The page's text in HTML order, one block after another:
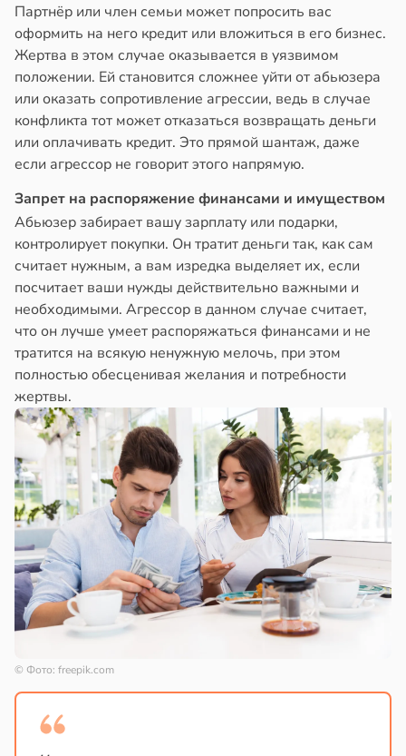
Партнёр или член семьи может попросить вас
оформить на него кредит или вложиться в его бизнес.
Жертва в этом случае оказывается в уязвимом
положении. Ей становится сложнее уйти от абьюзера
или оказать сопротивление агрессии, ведь в случае
конфликта тот может отказаться возвращать деньги
или оплачивать кредит. Это прямой шантаж, даже
если агрессор не говорит этого напрямую.
Запрет на распоряжение финансами и имуществом
Абьюзер забирает вашу зарплату или подарки,
контролирует покупки. Он тратит деньги так, как сам
считает нужным, а вам изредка выделяет их, если
посчитает ваши нужды действительно важными и
необходимыми. Агрессор в данном случае считает,
что он лучше умеет распоряжаться финансами и не
тратится на всякую ненужную мелочь, при этом
полностью обесценивая желания и потребности
жертвы.
© Фото: freepik.com